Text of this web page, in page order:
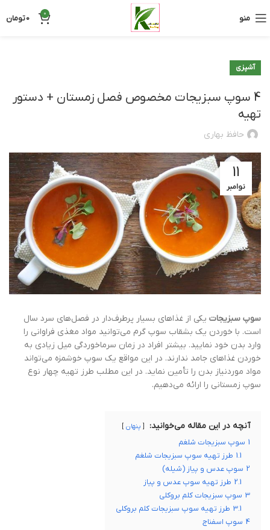
منو 0
0تومان
آشپزی
4 سوپ سبزیجات مخصوص فصل زمستان + دستور
تهیه
حافظ بهاری
11
نوامبر
سوپ سبزیجات یکی از غذاهای بسیار پرطرف‌دار در فصل‌های سرد سال
است. با خوردن یک بشقاب سوپ گرم می‌توانید مواد مغذی فراوانی را
وارد بدن خود نمایید. بیشتر افراد در زمان سرماخوردگی میل زیادی به
خوردن غذاهای جامد ندارند. در این مواقع یک سوپ خوشمزه می‌تواند
مواد موردنیاز بدن را تأمین نماید. در این مطلب طرز تهیه چهار نوع
سوپ زمستانی را ارائه می‌دهیم.
آنچه در این مقاله می‌خوانید: پنهان
1 سوپ سبزیجات شلغم
1.1 طرز تهیه سوپ سبزیجات شلغم
2 سوپ عدس و پیاز (شیله)
2.1 طرز تهیه سوپ عدس و پیاز
3 سوپ سبزیجات کلم بروکلی
3.1 طرز تهیه سوپ سبزیجات کلم بروکلی
4 سوپ اسفناج